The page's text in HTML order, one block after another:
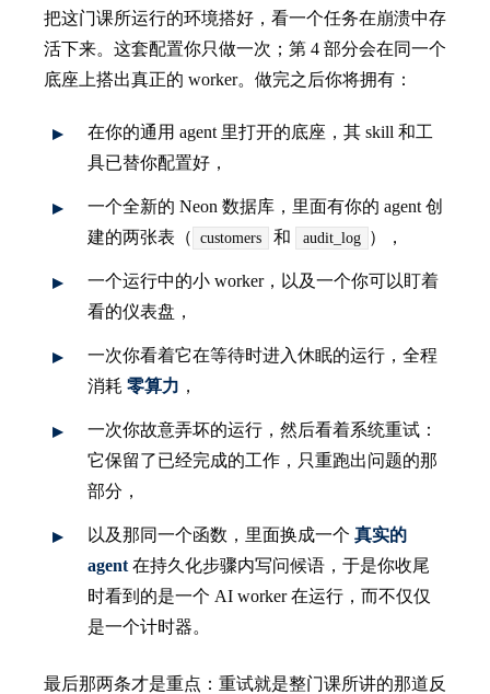
把这门课所运行的环境搭好，看一个任务在崩溃中存
活下来。这套配置你只做一次；第 4 部分会在同一个
底座上搭出真正的 worker。做完之后你将拥有：
在你的通用 agent 里打开的底座，其 skill 和工
具已替你配置好，
一个全新的 Neon 数据库，里面有你的 agent 创
建的两张表（ customers 和 audit_log ），
一个运行中的小 worker，以及一个你可以盯着
看的仪表盘，
一次你看着它在等待时进入休眠的运行，全程
消耗 零算力 ，
一次你故意弄坏的运行，然后看着系统重试：
它保留了已经完成的工作，只重跑出问题的那
部分，
以及那同一个函数，里面换成一个 真实的
agent在持久化步骤内写问候语，于是你收尾
时看到的是一个 AI worker 在运行，而不仅仅
是一个计时器。
最后那两条才是重点：重试就是整门课所讲的那道反